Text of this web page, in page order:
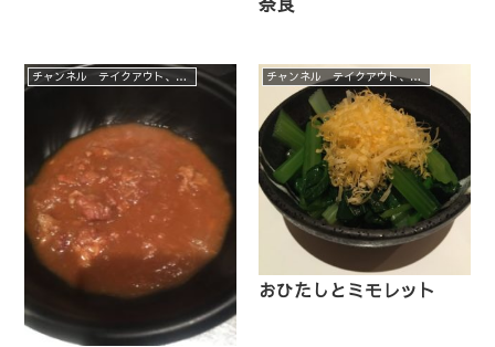
チャンネル テイクアウト、デリバリーメニュー チャンネル テイクアウト、デリバリーメニュー
おひたしとミモレット